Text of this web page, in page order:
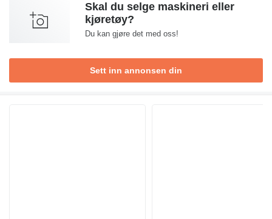
Skal du selge maskineri eller
kjøretøy?
Du kan gjøre det med oss!
Sett inn annonsen din